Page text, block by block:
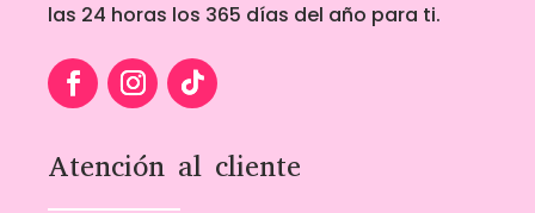
las 24 horas los 365 días del año para ti.
Atención al cliente